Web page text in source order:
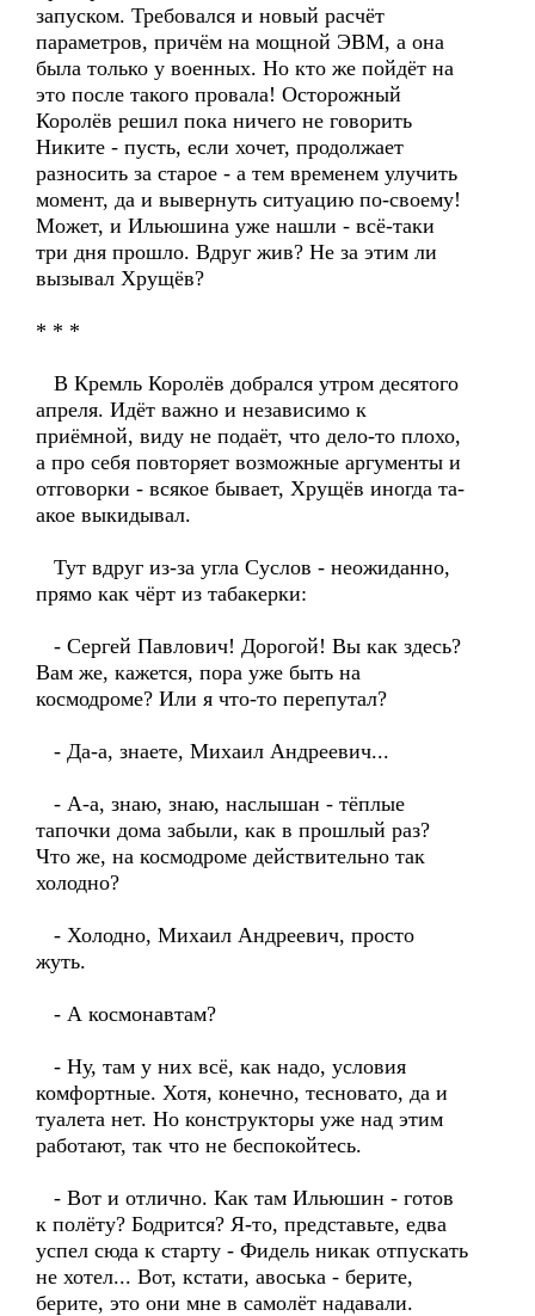
запуском. Требовался и новый расчёт
параметров, причём на мощной ЭВМ, а она
была только у военных. Но кто же пойдёт на
это после такого провала! Осторожный
Королёв решил пока ничего не говорить
Никите - пусть, если хочет, продолжает
разносить за старое - а тем временем улучить
момент, да и вывернуть ситуацию по-своему!
Может, и Ильюшина уже нашли - всё-таки
три дня прошло. Вдруг жив? Не за этим ли
вызывал Хрущёв?
* * *
В Кремль Королёв добрался утром десятого
апреля. Идёт важно и независимо к
приёмной, виду не подаёт, что дело-то плохо,
а про себя повторяет возможные аргументы и
отговорки - всякое бывает, Хрущёв иногда та-
акое выкидывал.
Тут вдруг из-за угла Суслов - неожиданно,
прямо как чёрт из табакерки:
- Сергей Павлович! Дорогой! Вы как здесь?
Вам же, кажется, пора уже быть на
космодроме? Или я что-то перепутал?
- Да-а, знаете, Михаил Андреевич...
- А-а, знаю, знаю, наслышан - тёплые
тапочки дома забыли, как в прошлый раз?
Что же, на космодроме действительно так
холодно?
- Холодно, Михаил Андреевич, просто
жуть.
- А космонавтам?
- Ну, там у них всё, как надо, условия
комфортные. Хотя, конечно, тесновато, да и
туалета нет. Но конструкторы уже над этим
работают, так что не беспокойтесь.
- Вот и отлично. Как там Ильюшин - готов
к полёту? Бодрится? Я-то, представьте, едва
успел сюда к старту - Фидель никак отпускать
не хотел... Вот, кстати, авоська - берите,
берите, это они мне в самолёт надавали.